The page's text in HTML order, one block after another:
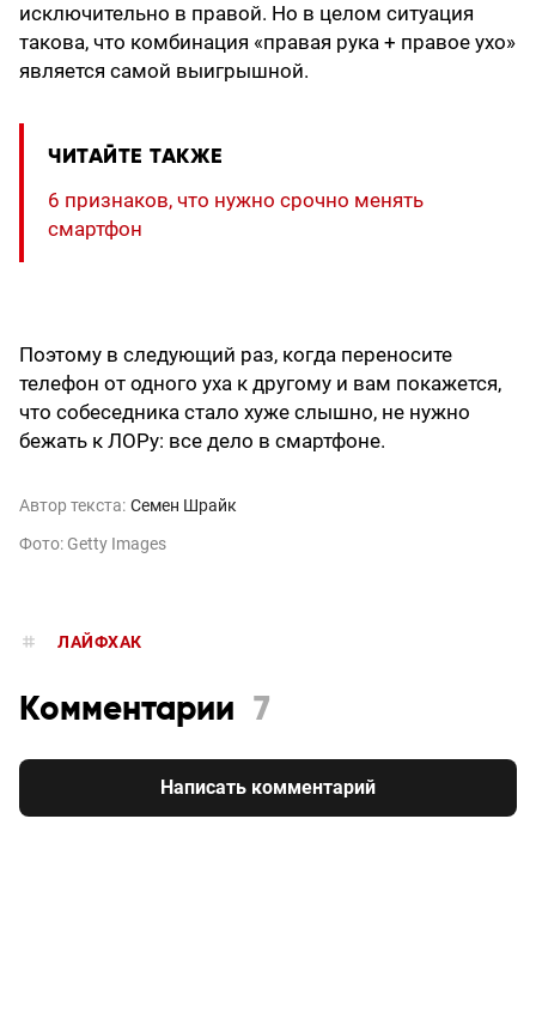
исключительно в правой. Но в целом ситуация
такова, что комбинация «правая рука + правое ухо»
является самой выигрышной.
ЧИТАЙТЕ ТАКЖЕ
6 признаков, что нужно срочно менять
смартфон
Поэтому в следующий раз, когда переносите
телефон от одного уха к другому и вам покажется,
что собеседника стало хуже слышно, не нужно
бежать к ЛОРу: все дело в смартфоне.
Автор текста: Семен Шрайк
Фото: Getty Images
ЛАЙФХАК
Комментарии 7
Написать комментарий